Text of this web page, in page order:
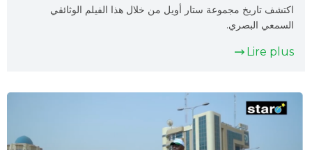
اكتشف تاريخ مجموعة ستار أويل من خلال هذا الفيلم الوثائقي
السمعي البصري.
Lire plus